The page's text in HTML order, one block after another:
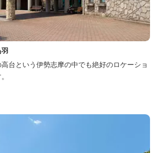
台という伊勢志摩の中でも絶好のロケーショ